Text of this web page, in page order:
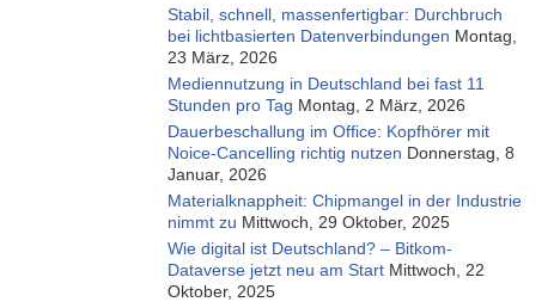
Stabil, schnell, massenfertigbar: Durchbruch
bei lichtbasierten Datenverbindungen Montag,
23 März, 2026
Mediennutzung in Deutschland bei fast 11
Stunden pro Tag Montag, 2 März, 2026
Dauerbeschallung im Office: Kopfhörer mit
Noice-Cancelling richtig nutzen Donnerstag, 8
Januar, 2026
Materialknappheit: Chipmangel in der Industrie
nimmt zu Mittwoch, 29 Oktober, 2025
Wie digital ist Deutschland? – Bitkom-
Dataverse jetzt neu am Start Mittwoch, 22
Oktober, 2025